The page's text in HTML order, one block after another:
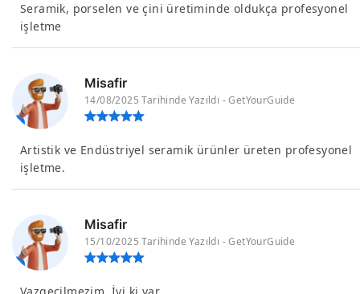
Seramik, porselen ve çini üretiminde oldukça profesyonel
işletme
Misafir
14/08/2025 Tarihinde Yazıldı - GetYourGuide
Artistik ve Endüstriyel seramik ürünler üreten profesyonel
işletme.
Misafir
15/10/2025 Tarihinde Yazıldı - GetYourGuide